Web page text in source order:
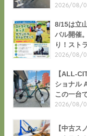
2026/08/
8/15は立
バル開催
り！スト
2026/08/
【ALL-
ショナル
この一台
2026/08/
【中古ス